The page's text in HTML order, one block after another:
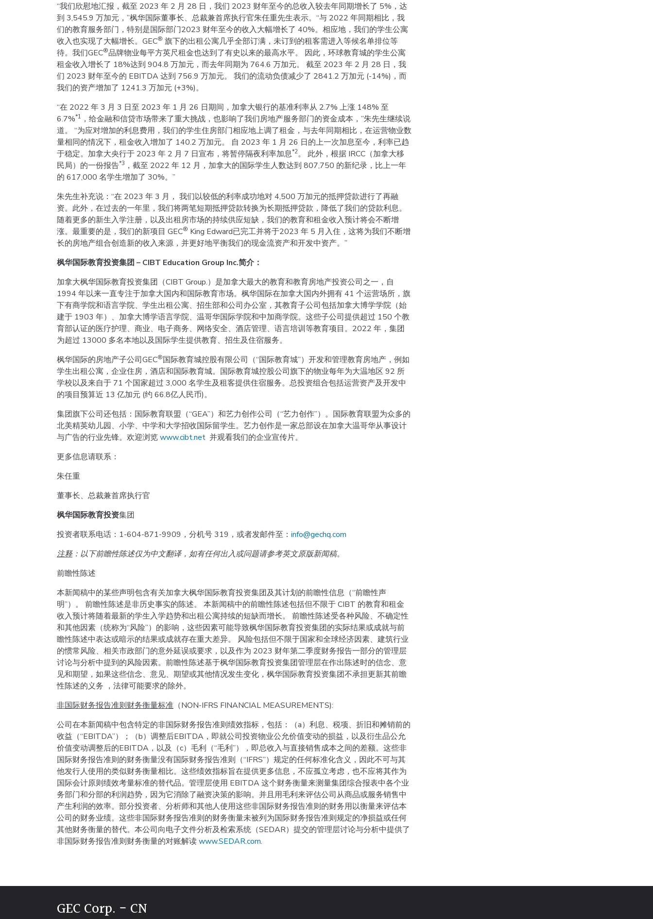
“我们欣慰地汇报，截至 2023 年 2 月 28 日，我们 2023 财年至今的总收入较去年同期增长了 5%，达
到 3,545.9 万加元，”枫华国际董事长、总裁兼首席执行官朱任重先生表示。“与 2022 年同期相比，我
们的教育服务部门，特别是国际部门2023 财年至今的收入大幅增长了 40%。相应地，我们的学生公寓
收入也实现了大幅增长。GEC® 旗下的出租公寓几乎全部订满，未订到的租客需进入等候名单排位等
待。我们GEC®品牌物业每平方英尺租金也达到了有史以来的最高水平。 因此，环球教育城的学生公寓
租金收入增长了 18%达到 904.8 万加元，而去年同期为 764.6 万加元。 截至 2023 年 2 月 28 日，我
们 2023 财年至今的 EBITDA 达到 756.9 万加元。 我们的流动负债减少了 2841.2 万加元 (-14%)，而
我们的资产增加了 1241.3 万加元 (+3%)。
“在 2022 年 3 月 3 日至 2023 年 1 月 26 日期间，加拿大银行的基准利率从 2.7% 上涨 148% 至
6.7%*1 ，给金融和信贷市场带来了重大挑战，也影响了我们房地产服务部门的资金成本，”朱先生继续说
道。 “为应对增加的利息费用，我们的学生住房部门相应地上调了租金，与去年同期相比，在运营物业数
量相同的情况下，租金收入增加了 140.2 万加元。 自 2023 年 1 月 26 日的上一次加息至今，利率已趋
于稳定。加拿大央行于 2023 年 2 月 7 日宣布，将暂停隔夜利率加息*2。 此外，根据 IRCC（加拿大移
民局）的一份报告*3 ，截至 2022 年 12 月，加拿大的国际学生人数达到 807,750 的新纪录，比上一年
的 617,000 名学生增加了 30%。”
朱先生补充说：“在 2023 年 3 月， 我们以较低的利率成功地对 4,500 万加元的抵押贷款进行了再融
资。此外，在过去的一年里，我们将两笔短期抵押贷款转换为长期抵押贷款，降低了我们的贷款利息。
随着更多的新生入学注册，以及出租房市场的持续供应短缺，我们的教育和租金收入预计将会不断增
涨。最重要的是，我们的新项目 GEC® King Edward已完工并将于2023 年 5 月入住，这将为我们不断增
长的房地产组合创造新的收入来源，并更好地平衡我们的现金流资产和开发中资产。”
枫华国际教育投资集团 – CIBT Education Group Inc.简介：
加拿大枫华国际教育投资集团（CIBT Group.）是加拿大最大的教育和教育房地产投资公司之一，自
1994 年以来一直专注于加拿大国内和国际教育市场。枫华国际在加拿大国内外拥有 41 个运营场所，旗
下有商学院和语言学院、学生出租公寓、招生部和公司办公室，其教育子公司包括加拿大博学学院（始
建于 1903 年）、加拿大博学语言学院、温哥华国际学院和中加商学院。这些子公司提供超过 150 个教
育部认证的医疗护理、商业、电子商务、网络安全、酒店管理、语言培训等教育项目。2022 年，集团
为超过 13000 多名本地以及国际学生提供教育、招生及住宿服务。
枫华国际的房地产子公司GEC®国际教育城控股有限公司（“国际教育城”）开发和管理教育房地产，例如
学生出租公寓，企业住房，酒店和国际教育城。国际教育城控股公司旗下的物业每年为大温地区 92 所
学校以及来自于 71 个国家超过 3,000 名学生及租客提供住宿服务。总投资组合包括运营资产及开发中
的项目预算近 13 亿加元 (约 66.8亿人民币)。
集团旗下公司还包括：国际教育联盟（“GEA”）和艺力创作公司（“艺力创作”）。国际教育联盟为众多的
北美精英幼儿园、小学、中学和大学招收国际留学生。艺力创作是一家总部设在加拿大温哥华从事设计
与广告的行业先锋。欢迎浏览www.cibt.net 并观看我们的企业宣传片。
更多信息请联系：
朱任重
董事长、总裁兼首席执行官
枫华国际教育投资集团
投资者联系电话：1-604-871-9909，分机号 319，或者发邮件至： info@gechq.com
注释：以下前瞻性陈述仅为中文翻译，如有任何出入或问题请参考英文原版新闻稿。
前瞻性陈述
本新闻稿中的某些声明包含有关加拿大枫华国际教育投资集团及其计划的前瞻性信息（“前瞻性声
明”）。 前瞻性陈述是非历史事实的陈述。 本新闻稿中的前瞻性陈述包括但不限于 CIBT 的教育和租金
收入预计将随着最新的学生入学趋势和出租公寓持续的短缺而增长。 前瞻性陈述受各种风险、不确定性
和其他因素（统称为“风险”）的影响，这些因素可能导致枫华国际教育投资集团的实际结果或成就与前
瞻性陈述中表达或暗示的结果或成就存在重大差异。 风险包括但不限于国家和全球经济因素、建筑行业
的惯常风险、相关市政部门的意外延误或要求，以及作为 2023 财年第二季度财务报告一部分的管理层
讨论与分析中提到的风险因素。前瞻性陈述基于枫华国际教育投资集团管理层在作出陈述时的信念、意
见和期望，如果这些信念、意见、期望或其他情况发生变化，枫华国际教育投资集团不承担更新其前瞻
性陈述的义务 ，法律可能要求的除外。
非国际财务报告准则财务衡量标准 （NON-IFRS FINANCIAL MEASUREMENTS):
公司在本新闻稿中包含特定的非国际财务报告准则绩效指标，包括：（a）利息、税项、折旧和摊销前的
收益（“EBITDA”）；（b）调整后EBITDA，即就公司投资物业公允价值变动的损益，以及衍生品公允
价值变动调整后的EBITDA，以及（c）毛利（“毛利”），即总收入与直接销售成本之间的差额。这些非
国际财务报告准则的财务衡量没有国际财务报告准则（“IFRS”）规定的任何标准化含义，因此不可与其
他发行人使用的类似财务衡量相比。这些绩效指标旨在提供更多信息，不应孤立考虑，也不应将其作为
国际会计原则绩效考量标准的替代品。管理层使用 EBITDA 这个财务衡量来测量集团综合报表中各个业
务部门和分部的利润趋势，因为它消除了融资决策的影响。并且用毛利来评估公司从商品或服务销售中
产生利润的效率。部分投资者、分析师和其他人使用这些非国际财务报告准则的财务用以衡量来评估本
公司的财务业绩。这些非国际财务报告准则的财务衡量未被列为国际财务报告准则规定的净损益或任何
其他财务衡量的替代。本公司向电子文件分析及检索系统（SEDAR）提交的管理层讨论与分析中提供了
非国际财务报告准则财务衡量的对账解读www.SEDAR.com.
GEC Corp. - CN